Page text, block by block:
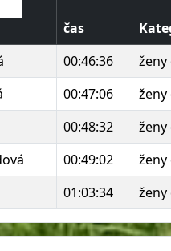
čas
00:46:36 ženy
00:47:06 ženy
00:48:32 ženy
00:49:02 ženy
01:03:34 ženy